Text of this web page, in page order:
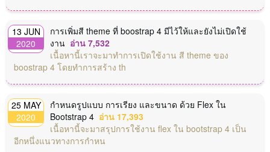
13 JUN
2020
การเพิ่มสี theme ที่ boostrap 4 มีไว้ให้และยังไม่เปิดใช้
งาน อ่าน 7,532
เนื้อหานี้เราจะมาทำการเปิดใช้งาน สี theme ของ
boostrap 4 โดยทำการสร้าง th
25 MAY
2020
กำหนดรูปแบบ การเรียง และขนาด ด้วย Flex ใน
Bootstrap 4 อ่าน 17,393
เนื้อหานี้จะมาสรุปการใช้งาน flex ใน bootstrap 4 เป็น
อีกหนึ่งแนวทางการกำหน